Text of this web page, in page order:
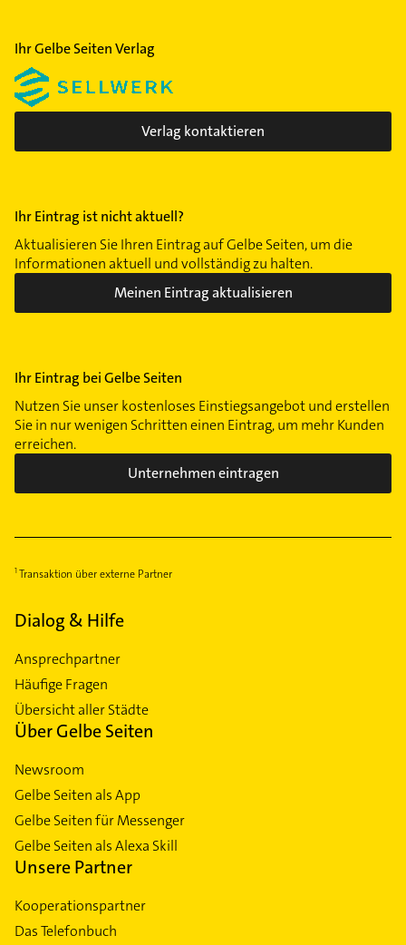
Leyh
Lichtenhof
Loher Moos
Mögeldorf
Nordostbahnhof
Röthenbach b Schweinau
Reichelsdorf
Sebald
Seeleinsbühl
St Johannis
St Leonhard
Wöhrd
Ihr Gelbe Seiten Verlag
Verlag kontaktieren
Ihr Eintrag ist nicht aktuell?
Aktualisieren Sie Ihren Eintrag auf Gelbe Seiten, um die
Informationen aktuell und vollständig zu halten.
Meinen Eintrag aktualisieren
Ihr Eintrag bei Gelbe Seiten
Nutzen Sie unser kostenloses Einstiegsangebot und erstellen
Sie in nur wenigen Schritten einen Eintrag, um mehr Kunden
erreichen.
Unternehmen eintragen
Transaktion über externe Partner
Dialog & Hilfe
Ansprechpartner
Häufige Fragen
Übersicht aller Städte
Über Gelbe Seiten
Newsroom
Gelbe Seiten als App
Gelbe Seiten für Messenger
Gelbe Seiten als Alexa Skill
Unsere Partner
Kooperationspartner
Das Telefonbuch